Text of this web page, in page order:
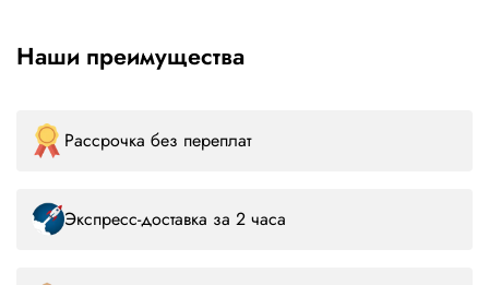
Наши преимущества
Рассрочка без переплат
Экспресс-доставка за 2 часа